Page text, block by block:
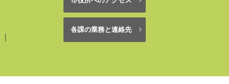
各課の業務と連絡先